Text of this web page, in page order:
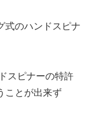
式のハンドスピナ
スピナーの特許
ことが出来ず